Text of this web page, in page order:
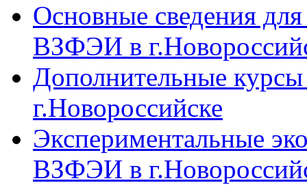
Основные сведения
ВЗФЭИ в
Дополнительные
г.Новороссийске
Экспериментальные
ВЗФЭИ в